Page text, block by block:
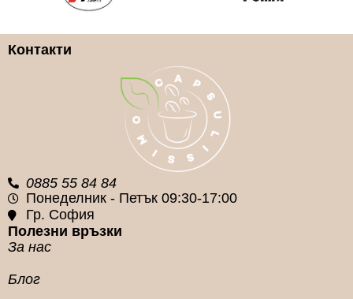
Арабика и Робуста Безкофеиново
КАФЕ КАПСУЛA
МАРКA
Lavazza
Контакти
0885 55 84 84
Понеделник - Петък 09:30-17:00
Гр. София
Полезни връзки
За нас
Блог